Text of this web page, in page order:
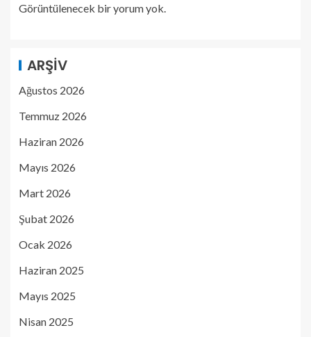
Görüntülenecek bir yorum yok.
ARŞIV
Ağustos 2026
Temmuz 2026
Haziran 2026
Mayıs 2026
Mart 2026
Şubat 2026
Ocak 2026
Haziran 2025
Mayıs 2025
Nisan 2025